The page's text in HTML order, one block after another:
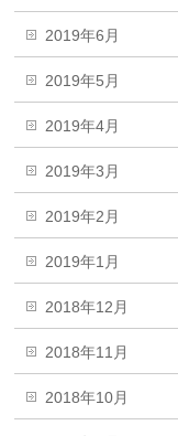
2019年6月
2019年5月
2019年4月
2019年3月
2019年2月
2019年1月
2018年12月
2018年11月
2018年10月